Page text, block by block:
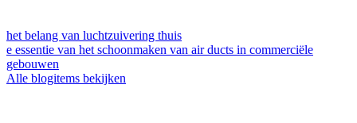
het belang van luchtzuivering thuis
e essentie van het schoonmaken van air ducts in commerciële
gebouwen
Alle blogitems bekijken